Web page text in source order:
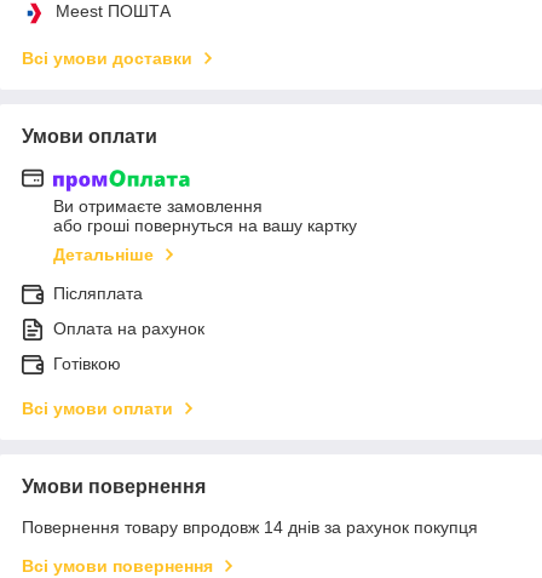
Meest ПОШТА
Всі умови доставки
Умови оплати
Ви отримаєте замовлення
або гроші повернуться на вашу картку
Детальніше
Післяплата
Оплата на рахунок
Готівкою
Всі умови оплати
Умови повернення
Повернення товару впродовж 14 днів за рахунок покупця
Всі умови повернення